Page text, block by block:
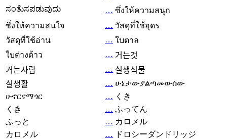
ಸಂತೆುಸಪಡುವುದು
… ซึ่งให้ความสนุก
ซึ่งให้ความสนใจ
… วัสดุที่ใช้อุดร
วัสดุที่ใช้อ่าน
… ใบตาล
ใบต่างด้าว
… 거는것
거는사람
… 실생식물
실생활
… ሁኔታውያልጣመውሰው
ሁኖርናማጎር
… くき
くき
… ふってん
ふっと
… カロメル
カロメル
… ドロシーダンドリッジ